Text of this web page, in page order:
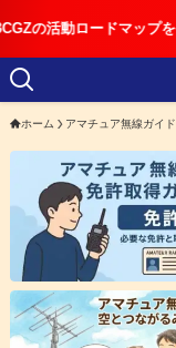
ップを公開しました
ホーム アマチュア無線ガイド